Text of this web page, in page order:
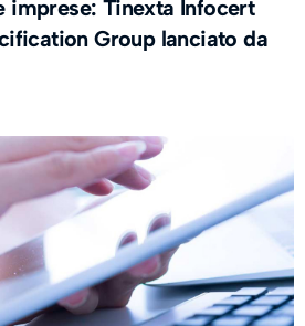
imprese: Tinexta Infocert
Group lanciato da